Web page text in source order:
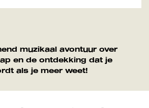
muzikaal avontuur over
en de ontdekking dat je
als je meer weet!